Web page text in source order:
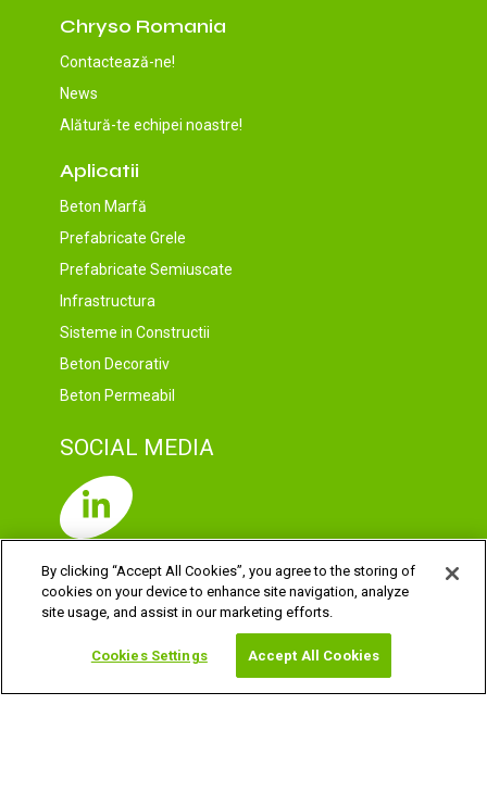
Chryso Romania
Contactează-ne!
News
Alătură-te echipei noastre!
Aplicatii
Beton Marfă
Prefabricate Grele
Prefabricate Semiuscate
Infrastructura
Sisteme in Constructii
Beton Decorativ
Beton Permeabil
SOCIAL MEDIA
DATELE ȘI DREPTURILE DUMNEAVOASTRĂ
By clicking “Accept All Cookies”, you agree to the storing of
cookies on your device to enhance site navigation, analyze
site usage, and assist in our marketing efforts.
Cookies Settings Accept All Cookies